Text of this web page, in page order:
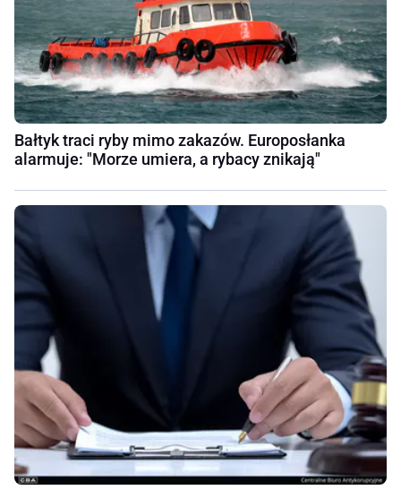
Bałtyk traci ryby mimo zakazów. Europosłanka
alarmuje: "Morze umiera, a rybacy znikają"